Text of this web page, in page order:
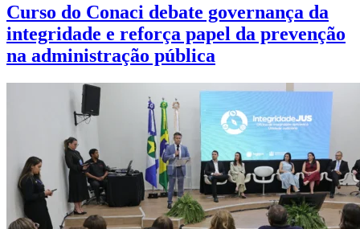
Curso do Conaci debate governança da
integridade e reforça papel da prevenção
na administração pública